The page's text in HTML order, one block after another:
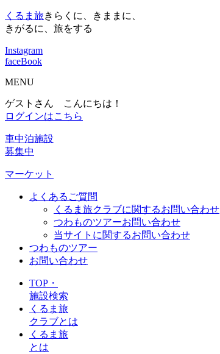
くるま旅きらくに、きままに、
きがるに、旅をする
Instagram
faceBook
MENU
ゲストさん こんにちは！
ログインはこちら
車中泊施設
募集中
マーケット
よくあるご質問
くるま旅クラブに関するお問い合わせ
つわものツアーお問い合わせ
当サイトに関するお問い合わせ
つわものツアー
お問い合わせ
TOP・
施設検索
くるま旅
クラブとは
くるま旅
とは